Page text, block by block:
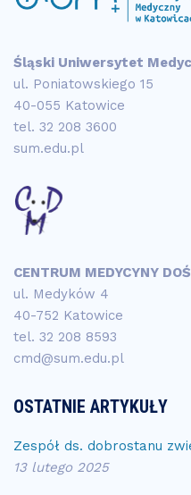
Śląski Uniwersytet
ul. Poniatowskiego 15
40-055 Katowice
tel. 32 208 3600
sum.edu.pl
CENTRUM MEDYCYNY
ul. Medyków 4
40-752 Katowice
tel. 32 208 8593
cmd@sum.edu.pl
OSTATNIE ARTYKUŁY
Zespół ds. dobrostanu
13 lutego 2025